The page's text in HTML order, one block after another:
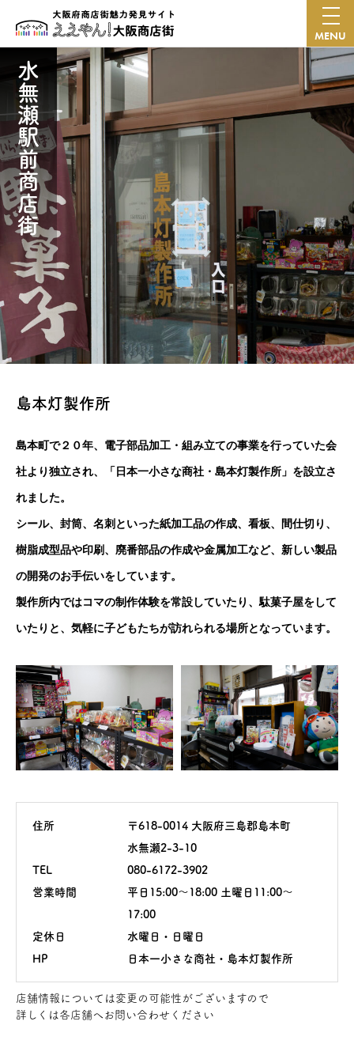
MENU
水無瀬駅前商店街
島本灯製作所
島本町で２０年、電子部品加工・組み立ての事業を行っていた会
社より独立され、「日本一小さな商社・島本灯製作所」を設立さ
れました。
シール、封筒、名刺といった紙加工品の作成、看板、間仕切り、
樹脂成型品や印刷、廃番部品の作成や金属加工など、新しい製品
の開発のお手伝いをしています。
製作所内ではコマの制作体験を常設していたり、駄菓子屋をして
いたりと、気軽に子どもたちが訪れられる場所となっています。
住所
〒618-0014 大阪府三島郡島本町
水無瀬2-3-10
TEL
080-6172-3902
営業時間
平日15:00～18:00 土曜日11:00～
17:00
定休日
水曜日・日曜日
HP
日本一小さな商社・島本灯製作所
店舗情報については変更の可能性がございますので
詳しくは各店舗へお問い合わせください